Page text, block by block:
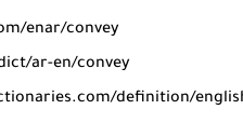
enar/convey
ar-en/convey
definition/